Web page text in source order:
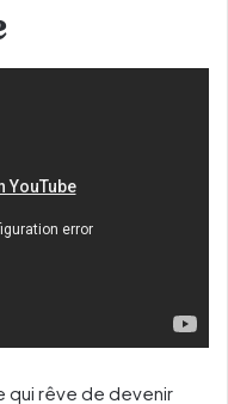
qui rêve de devenir